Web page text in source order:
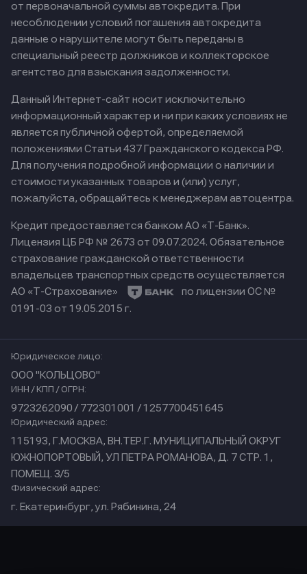
от первоначальной суммы автокредита. При
несоблюдении условий погашения автокредита
данные о нарушителе могут быть переданы в
специальный реестр должников и коллекторское
агентство для взыскания задолженности.
Данный Интернет-сайт носит исключительно
информационный характер и ни при каких условиях не
является публичной офертой, определяемой
положениями Статьи 437 Гражданского кодекса РФ.
Для получения подробной информации о наличии и
стоимости указанных товаров и (или) услуг,
пожалуйста, обращайтесь к менеджерам автоцентра.
Кредит предоставляется банком АО «Т-Банк».
Лицензия ЦБ РФ № 2673 от 09.07.2024. Обязательное
страхование гражданской ответственности
владельцев транспортных средств осуществляется
АО «Т-Страхование»
по лицензии ОС №
0191-03 от 19.05.2015 г.
Юридическое лицо:
ООО "КОЛЬЦОВО"
ИНН / КПП / ОГРН:
9723262090 / 772301001 / 1257700451645
Юридический адрес:
115193, Г.МОСКВА, ВН.ТЕР.Г. МУНИЦИПАЛЬНЫЙ ОКРУГ
ЮЖНОПОРТОВЫЙ, УЛ ПЕТРА РОМАНОВА, Д. 7 СТР. 1,
ПОМЕЩ. 3/5
Физический адрес:
г. Екатеринбург, ул. Рябинина, 24